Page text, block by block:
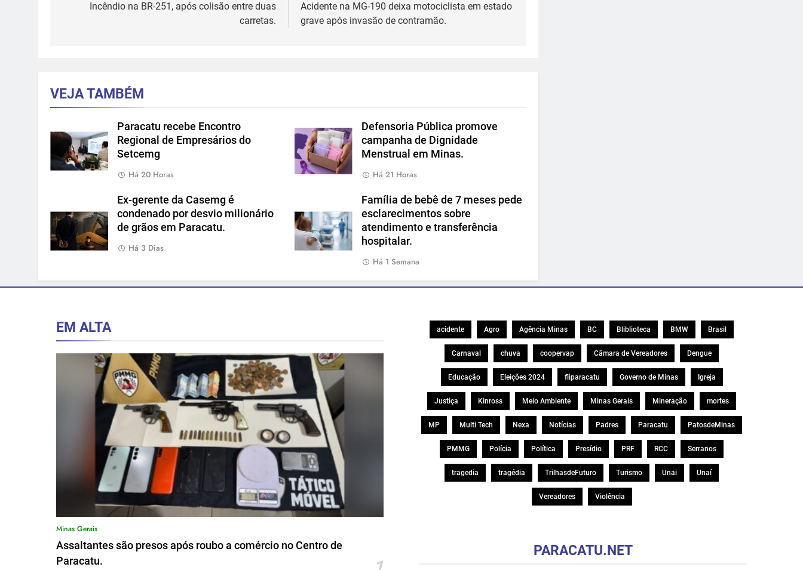
Incêndio na BR-251, após colisão entre duas
carretas.
Acidente na MG-190 deixa motociclista em estado
grave após invasão de contramão.
VEJA TAMBÉM
Paracatu recebe Encontro
Regional de Empresários do
Setcemg
Há 20 Horas
Defensoria Pública promove
campanha de Dignidade
Menstrual em Minas.
Há 21 Horas
Ex-gerente da Casemg é
condenado por desvio milionário
de grãos em Paracatu.
Há 3 Dias
Família de bebê de 7 meses pede
esclarecimentos sobre
atendimento e transferência
hospitalar.
Há 1 Semana
EM ALTA
Minas Gerais
Assaltantes são presos após roubo a comércio no Centro de
Paracatu.
acidente Agro Agência Minas BC Bliblioteca BMW Brasil
Carnaval chuva coopervap Câmara de Vereadores Dengue
Educação Eleições 2024 fliparacatu Governo de Minas Igreja
Justiça Kinross Meio Ambiente Minas Gerais Mineração mortes
MP Multi Tech Nexa Notícias Padres Paracatu PatosdeMinas
PMMG Polícia Política Presídio PRF RCC Serranos
tragedia tragédia TrilhasdeFuturo Turismo Unai Unaí
Vereadores Violência
PARACATU.NET